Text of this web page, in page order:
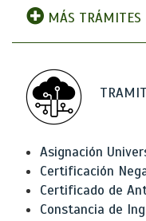
MÁS TRÁMITES
Asignación
Certificación
Certificado de
Constancia de